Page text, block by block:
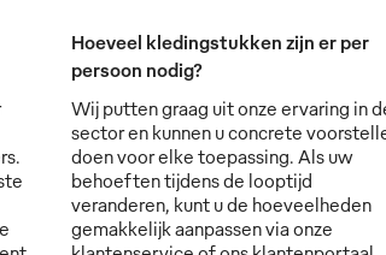
Hoeveel kledingstukken zijn er per
persoon nodig?
Wij putten graag uit onze ervaring in
sector en kunnen u concrete
doen voor elke toepassing. Als uw
behoeften tijdens de looptijd
veranderen, kunt u de hoeveelheden
gemakkelijk aanpassen via onze